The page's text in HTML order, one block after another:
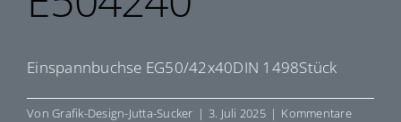
Einspannbuchse EG50/42x40DIN 1498Stück
VonGrafik-Design-Jutta-Sucker | 3. Juli 2025 | Kommentare